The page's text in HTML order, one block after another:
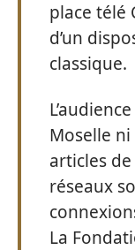
place télé
d’un
classique.
Moselle ni
articles
réseaux
La